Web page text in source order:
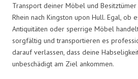
Transport deiner Möbel und
Rhein nach Kingston upon Hull. Egal, ob
Antiquitäten oder sperrige Möbel
sorgfältig und transportieren es
darauf verlassen, dass deine
unbeschädigt am Ziel ankommen.